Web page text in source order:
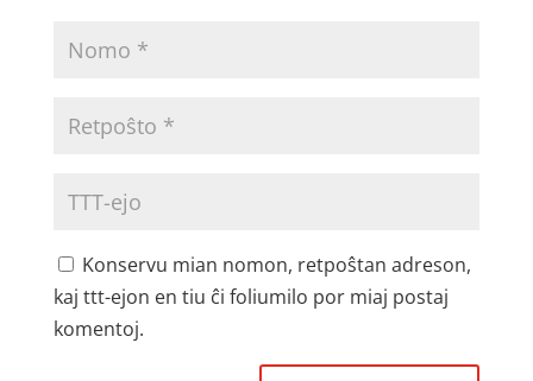
Konservu mian nomon, retpoŝtan adreson,
kaj ttt-ejon en tiu ĉi foliumilo por miaj postaj
komentoj.